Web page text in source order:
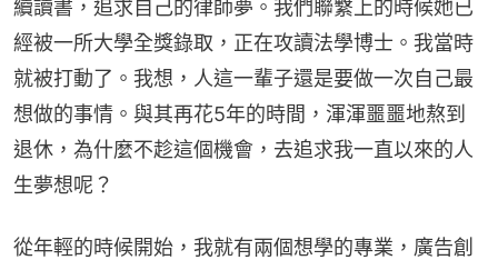
續讀書，追求自己的律師夢。我們聯繫上的時候她已
經被一所大學全獎錄取，正在攻讀法學博士。我當時
就被打動了。我想，人這一輩子還是要做一次自己最
想做的事情。與其再花5年的時間，渾渾噩噩地熬到
退休，為什麼不趁這個機會，去追求我一直以來的人
生夢想呢？
從年輕的時候開始，我就有兩個想學的專業，廣告創